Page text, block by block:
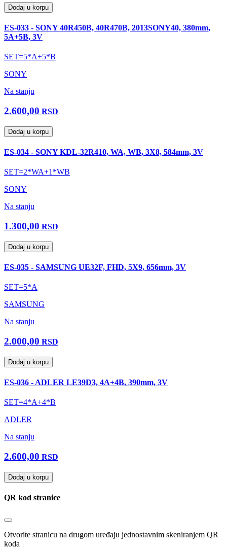
Dodaj u korpu
ES-033 - SONY 40R450B, 40R470B, 2013SONY40, 380mm,
5A+5B, 3V
SET=5*A+5*B
SONY
Na stanju
2.600,00 RSD
Dodaj u korpu
ES-034 - SONY KDL-32R410, WA, WB, 3X8, 584mm, 3V
SET=2*WA+1*WB
SONY
Na stanju
1.300,00 RSD
Dodaj u korpu
ES-035 - SAMSUNG UE32F, FHD, 5X9, 656mm, 3V
SET=5*A
SAMSUNG
Na stanju
2.000,00 RSD
Dodaj u korpu
ES-036 - ADLER LE39D3, 4A+4B, 390mm, 3V
SET=4*A+4*B
ADLER
Na stanju
2.600,00 RSD
Dodaj u korpu
QR kod stranice
Otvorite stranicu na drugom uređaju jednostavnim skeniranjem QR
koda